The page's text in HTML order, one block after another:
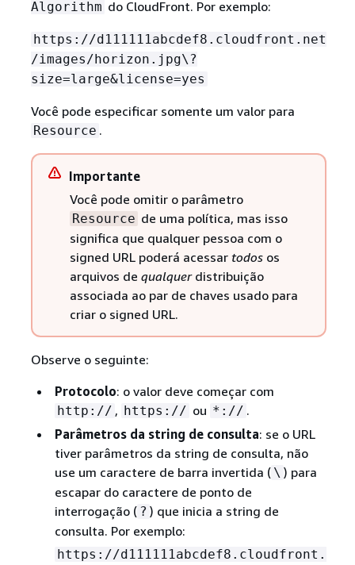
Algorithm do CloudFront. Por exemplo:
https://d111111abcdef8.cloudfront.net
/images/horizon.jpg\?
size=large&license=yes
Você pode especificar somente um valor para
Resource .
Importante
Você pode omitir o parâmetro
Resource de uma política, mas isso
significa que qualquer pessoa com o
signed URL poderá acessar todosos
arquivos de qualquerdistribuição
associada ao par de chaves usado para
criar o signed URL.
Observe o seguinte:
Protocolo: o valor deve começar com
http:// , https:// ou *:// .
Parâmetros da string de consulta: se o URL
tiver parâmetros da string de consulta, não
use um caractere de barra invertida ( \ ) para
escapar do caractere de ponto de
interrogação ( ? ) que inicia a string de
consulta. Por exemplo:
https://d111111abcdef8.cloudfront.